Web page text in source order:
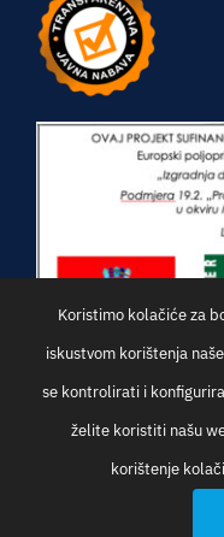
© Općina Oprtalj |
Koristimo kolačiće za
iskustvom korištenja
se kontrolirati i
želite koristiti našu
korištenje